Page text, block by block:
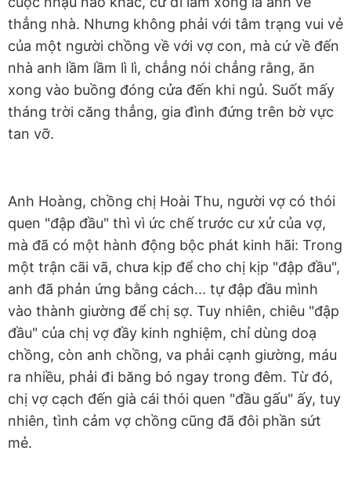
thẳng nhà. Nhưng không phải với tâm trạng vui vẻ
của một người chồng về với vợ con, mà cứ về đến
nhà anh lầm lầm lì lì, chẳng nói chẳng rằng, ăn
xong vào buồng đóng cửa đến khi ngủ. Suốt mấy
tháng trời căng thẳng, gia đình đứng trên bờ vực
tan vỡ.
Anh Hoàng, chồng chị Hoài Thu, người vợ có thói
quen "đập đầu" thì vì ức chế trước cư xử của vợ,
mà đã có một hành động bộc phát kinh hãi: Trong
một trận cãi vã, chưa kịp để cho chị kịp "đập đầu",
anh đã phản ứng bằng cách... tự đập đầu mình
vào thành giường để chị sợ. Tuy nhiên, chiêu "đập
đầu" của chị vợ đầy kinh nghiệm, chỉ dùng doạ
chồng, còn anh chồng, va phải cạnh giường, máu
ra nhiều, phải đi băng bó ngay trong đêm. Từ đó,
chị vợ cạch đến già cái thói quen "đầu gấu" ấy, tuy
nhiên, tình cảm vợ chồng cũng đã đôi phần sứt
mẻ.